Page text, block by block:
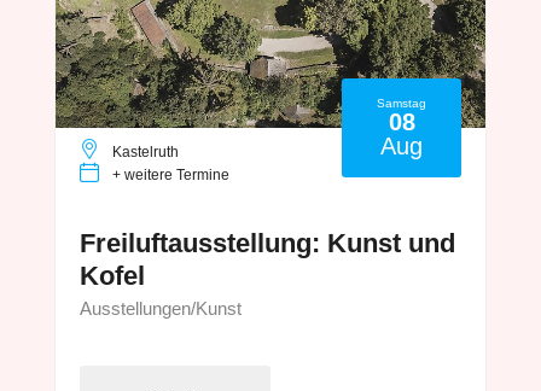
Samstag
08
Aug
Kastelruth
+ weitere Termine
Freiluftausstellung: Kunst und
Kofel
Ausstellungen/Kunst